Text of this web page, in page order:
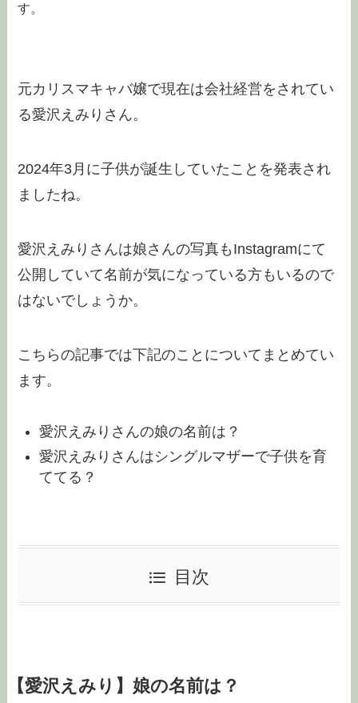
す。
元カリスマキャバ嬢で現在は会社経営をされてい
る愛沢えみりさん。
2024年3月に子供が誕生していたことを発表され
ましたね。
愛沢えみりさんは娘さんの写真もInstagramにて
公開していて名前が気になっている方もいるので
はないでしょうか。
こちらの記事では下記のことについてまとめてい
ます。
愛沢えみりさんの娘の名前は？
愛沢えみりさんはシングルマザーで子供を育
ててる？
目次
【愛沢えみり】娘の名前は？